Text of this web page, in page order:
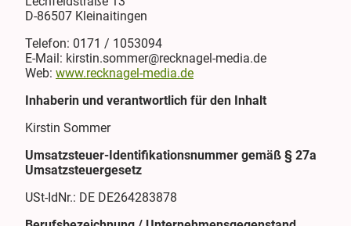
D-86507 Kleinaitingen
Telefon: 0171 / 1053094
E-Mail: kirstin.sommer@recknagel-media.de
Web: www.recknagel-media.de
Inhaberin und verantwortlich für den Inhalt
Kirstin Sommer
Umsatzsteuer-Identifikationsnummer gemäß § 27a
Umsatzsteuergesetz
USt-IdNr.: DE DE264283878